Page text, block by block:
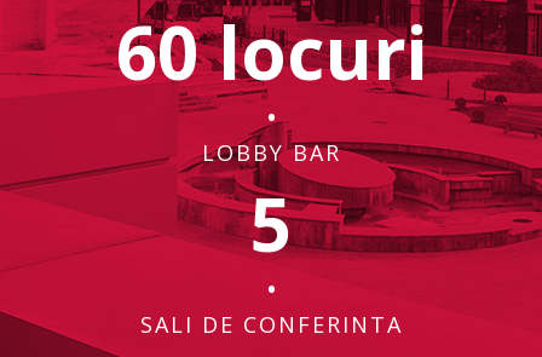
60 locuri
•
LOBBY BAR
5
•
SALI DE CONFERINTA